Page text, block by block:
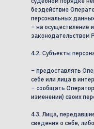
бездействие
персональных
– на осуществление
законодательством
4.2. Субъекты
– предоставлять
себе или лица в
– сообщать
изменении) своих
4.3. Лица,
сведения о себе,